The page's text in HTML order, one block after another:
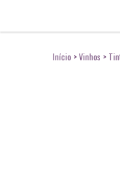
Início >Vinhos >